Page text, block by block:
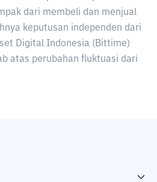
dari membeli dan menjual
keputusan independen dari
Digital Indonesia (Bittime)
atas perubahan fluktuasi dari